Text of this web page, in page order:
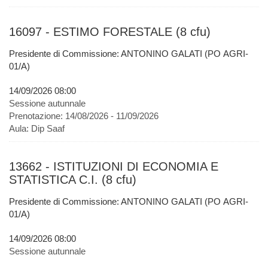
16097 - ESTIMO FORESTALE (8 cfu)
Presidente di Commissione: ANTONINO GALATI (PO AGRI-
01/A)
14/09/2026 08:00
Sessione autunnale
Prenotazione: 14/08/2026 - 11/09/2026
Aula: Dip Saaf
13662 - ISTITUZIONI DI ECONOMIA E
STATISTICA C.I. (8 cfu)
Presidente di Commissione: ANTONINO GALATI (PO AGRI-
01/A)
14/09/2026 08:00
Sessione autunnale